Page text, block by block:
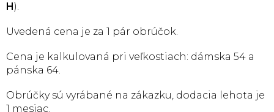
H).
Uvedená cena je za 1 pár obrúčok.
Cena je kalkulovaná pri veľkostiach: dámska 54 a
pánska 64.
Obrúčky sú vyrábané na zákazku, dodacia lehota je
1 mesiac.